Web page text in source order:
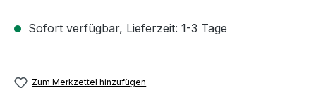
Sofort verfügbar, Lieferzeit: 1-3 Tage
Zum Merkzettel hinzufügen